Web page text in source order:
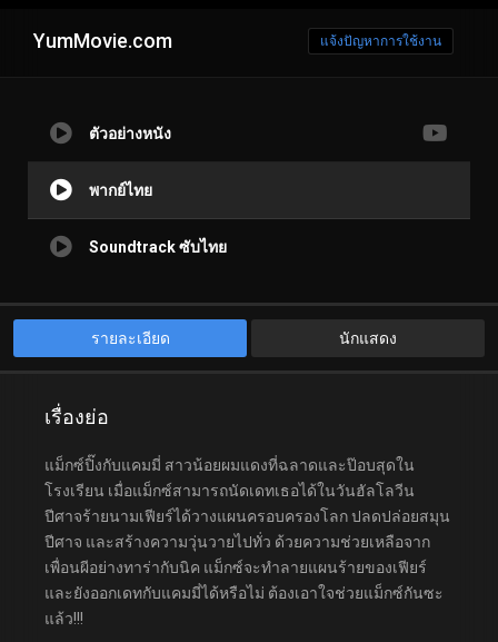
YumMovie.com แจ้งปัญหาการใช้งาน
ตัวอย่างหนัง
พากย์ไทย
Soundtrack ซับไทย
รายละเอียด นักแสดง
เรื่องย่อ
แม็กซ์ปิ๊งกับแคมมี่ สาวน้อยผมแดงที่ฉลาดและป๊อบสุดใน
โรงเรียน เมื่อแม็กซ์สามารถนัดเดทเธอได้ในวันฮัลโลวีน
ปีศาจร้ายนามเฟียร์ได้วางแผนครอบครองโลก ปลดปล่อยสมุน
ปีศาจ และสร้างความวุ่นวายไปทั่ว ด้วยความช่วยเหลือจาก
เพื่อนผีอย่างทาร่ากับนิค แม็กซ์จะทำลายแผนร้ายของเฟียร์
และยังออกเดทกับแคมมี่ได้หรือไม่ ต้องเอาใจช่วยแม็กซ์กันซะ
แล้ว!!!